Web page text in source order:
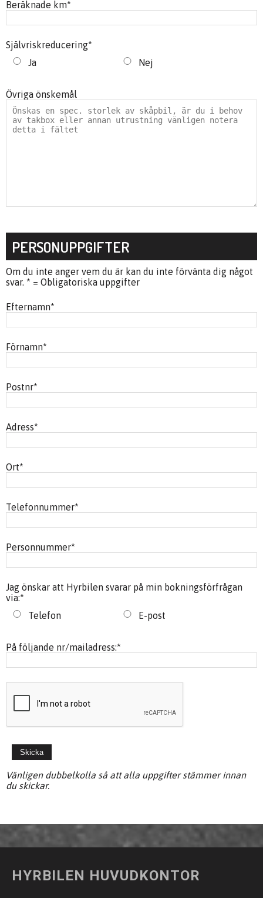
Beräknade km*
Självriskreducering*
Ja
Nej
Övriga önskemål
PERSONUPPGIFTER
Om du inte anger vem du är kan du inte förvänta dig något
svar. * = Obligatoriska uppgifter
Efternamn*
Förnamn*
Postnr*
Adress*
Ort*
Telefonnummer*
Personnummer*
Jag önskar att Hyrbilen svarar på min bokningsförfrågan
via:*
Telefon
E-post
På följande nr/mailadress:*
Vänligen dubbelkolla så att alla uppgifter stämmer innan
du skickar.
HYRBILEN HUVUDKONTOR